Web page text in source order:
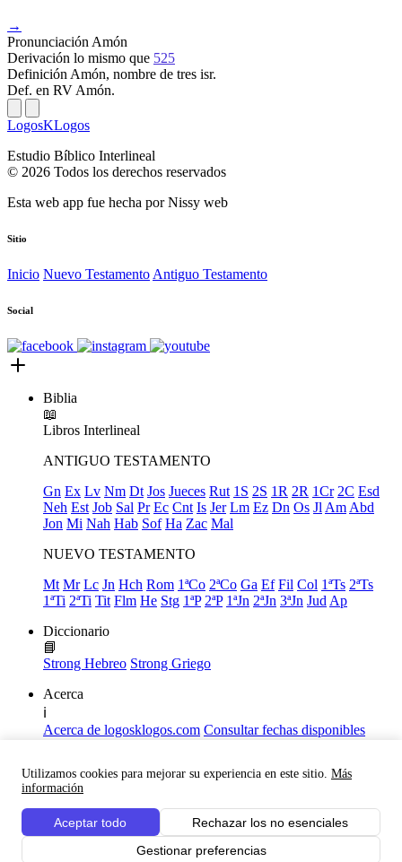
Utilizamos cookies para mejorar su experiencia en este sitio. Más
información
Aceptar todo
Rechazar los no esenciales
Gestionar preferencias
→
Pronunciación Amón
Derivación lo mismo que 525
Definición Amón, nombre de tres isr.
Def. en RV Amón.
LogosKLogos
Estudio Bíblico Interlineal
© 2026 Todos los derechos reservados
Esta web app fue hecha porNissy web
Sitio
Inicio Nuevo Testamento Antiguo Testamento
Social
Biblia
📖
Libros Interlineal
ANTIGUO TESTAMENTO
Gn Ex Lv Nm Dt Jos Jueces Rut 1S 2S 1R 2R 1Cr 2C Esd
Neh Est Job Sal Pr Ec Cnt Is Jer Lm Ez Dn Os Jl Am Abd
Jon Mi Nah Hab Sof Ha Zac Mal
NUEVO TESTAMENTO
Mt Mr Lc Jn Hch Rom 1ªCo 2ªCo Ga Ef Fil Col 1ªTs 2ªTs
1ªTi 2ªTi Tit Flm He Stg 1ªP 2ªP 1ªJn 2ªJn 3ªJn Jud Ap
Diccionario
📘
Strong Hebreo Strong Griego
Acerca
ℹ️
Acerca de logosklogos.com Consultar fechas disponibles
Links útiles
Facebook